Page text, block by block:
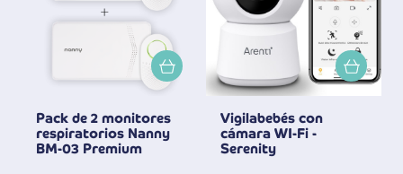
Pack de 2 monitores
respiratorios Nanny
BM-03 Premium
Vigilabebés con
cámara WI-Fi -
Serenity